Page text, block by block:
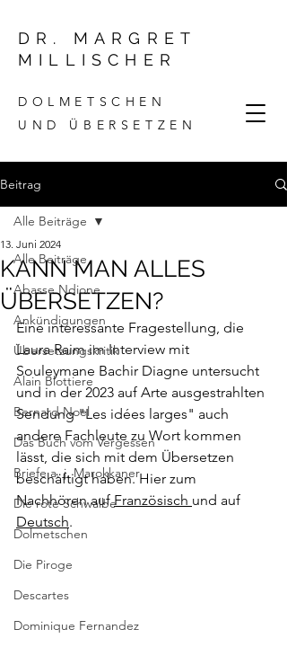
DR. MARGRET
MILLISCHER
DOLMETSCHEN
UND ÜBERSETZEN
Beitrag
Alle Beiträge
Abasse Ndione
Ankündigungen
Übersetzungskritik
Alain Blottiere
Bernard Noel
Das Buch vom Vergessen
Briefe a. j. Marokkaner
Die rote Schwalbe
Dolmetschen
Die Piroge
Descartes
Dominique Fernandez
Alle Beiträge
KANN MAN ALLES
ÜBERSETZEN?
13. Juni 2024
Eine interessante Fragestellung, die
Laura Raim im Interview mit
Souleymane Bachir Diagne untersucht
und in der 2023 auf Arte ausgestrahlten
Sendung "Les idées larges" auch
andere Fachleute zu Wort kommen
lässt, die sich mit dem Übersetzen
beschäftigt haben. Hier zum
Nachhören auf Französisch und auf
Deutsch.